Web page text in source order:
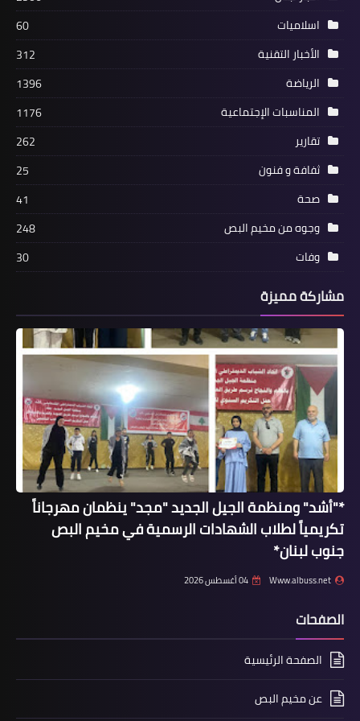
*الحاج سيف الدين رشيد بشكار في ذمة
الله*
مركز حمزة الطبي ينظم محاضرة صحية
حول مرض السكري.
اسلاميات
*مفتي صيدا يستقبل عضو المجلس
التشريعي الفلسطيني الدكتور مروان
أبوراس*
اسلاميات
60
الأخبار التقنية
312
الرياضة
1396
المناسبات الإجتماعية
1176
تقارير
262
ثفافة و فنون
25
صحة
41
وجوه من مخيم البص
248
وفات
30
مشاركة مميزة
*"أشد" ومنظمة الجيل الجديد "مجد" ينظمان مهرجاناً
تكريمياً لطلاب الشهادات الرسمية في مخيم البص
جنوب لبنان*
Www.albuss.net 04 أغسطس 2026
الصفحات
الصفحة الرئيسية
عن مخيم البص